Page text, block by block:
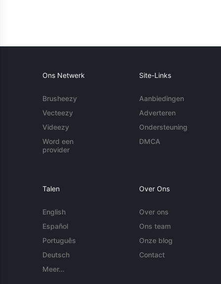
Ons Netwerk
Brusheezy
Vecteezy
Videezy
Word een
provider
Site-Links
Aanbiedingen
Adverteren
Ondersteuning
DMCA
Talen
English
Español
Português
Deutsch
Meer...
Over Ons
Over ons
Ons team
Onze blog
Contact